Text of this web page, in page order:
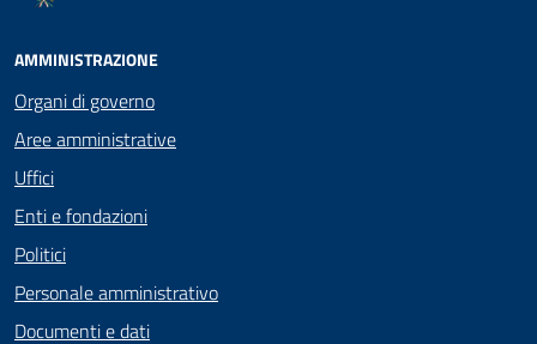
AMMINISTRAZIONE
Organi di governo
Aree amministrative
Uffici
Enti e fondazioni
Politici
Personale amministrativo
Documenti e dati